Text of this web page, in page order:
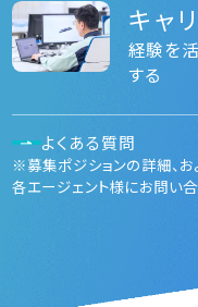
キャ
経験を
する
よくある質問
※募集ポジションの詳細、お
各エージェント様にお問い合